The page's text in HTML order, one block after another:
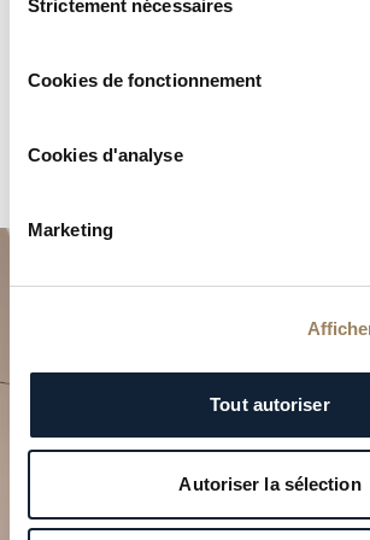
duStrictement nécessaires
Cookies de fonctionnement
Cookies d'analyse
Marketing
Tout autoriser
Autoriser la sélection
apporté aux moindres détails.
Planifiez votre
d’exception
Explorez nos créations horlogères